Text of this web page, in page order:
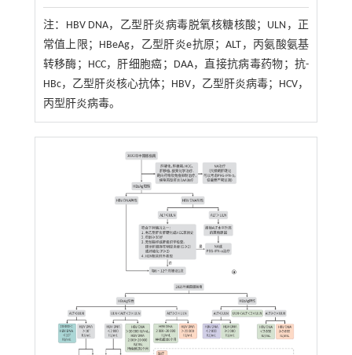
注： HBV DNA，乙型肝炎病毒脱氧核糖核酸；ULN，正
常值上限；HBeAg，乙型肝炎e抗原；ALT，丙氨酸氨基
转移酶；HCC，肝细胞癌；DAA，直接抗病毒药物；抗-
HBc，乙型肝炎核心抗体；HBV，乙型肝炎病毒；HCV，
丙型肝炎病毒。